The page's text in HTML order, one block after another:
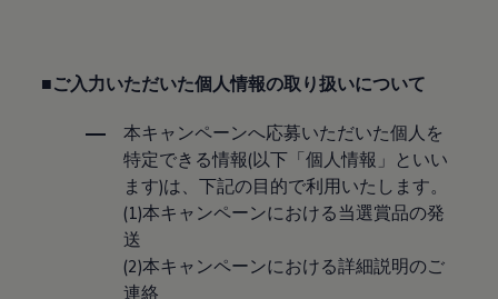
企業情報
会社概要EN
採用情報
正規ディーラー地域別採用情報
倫理・リスク管理・コンプライアンス
プレスリリース
2025
2024
2023
2022
■ご入力いただいた個人情報の取り扱いについて
本キャンペーンへ応募いただいた個人を
特定できる情報(以下「個人情報」といい
ます)は、下記の目的で利用いたします。
(1)本キャンペーンにおける当選賞品の発
送
(2)本キャンペーンにおける詳細説明のご
連絡